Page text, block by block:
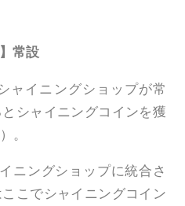
常設
ャイニングショップが常
シャイニングコインを獲
。
ニングショップに統合さ
こでシャイニングコイン